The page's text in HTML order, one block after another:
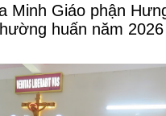
Minh Giáo phận
huấn năm 2026